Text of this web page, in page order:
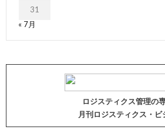
31
« 7月
ロジスティクス管理の
月刊ロジスティクス・ビ